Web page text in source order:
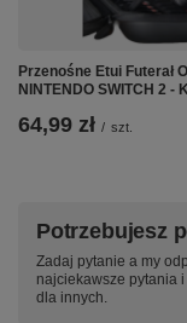
Przenośne Etui Futerał
NINTENDO SWITCH 2 -
64,99 zł / szt.
Potrzebujesz
Zadaj pytanie a my
najciekawsze pytania
dla innych.